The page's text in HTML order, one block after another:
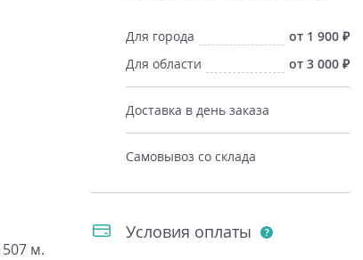
м.
Для города
от 1 900
Для области
от 3 000
Доставка в день заказа
Самовывоз со склада
Условия оплаты